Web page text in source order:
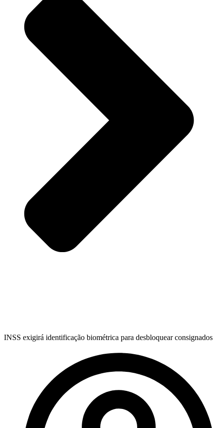
INSS exigirá identificação biométrica para desbloquear consignados